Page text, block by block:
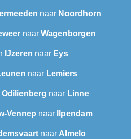
naar Noordhorn
naar Wagenborgen
IJzeren naar Eys
naar Lemiers
naar Linne
Vennep naar Ilpendam
naar Almelo